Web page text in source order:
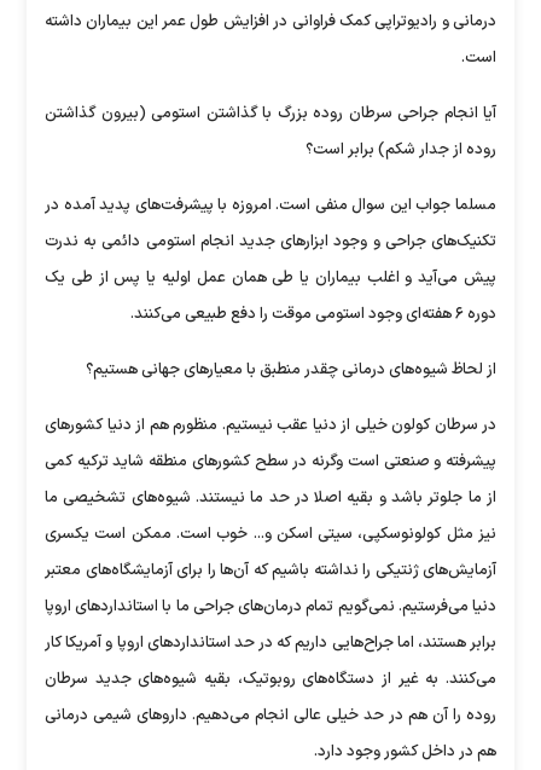
درمانی و رادیوتراپی کمک فراوانی در افزایش طول عمر این بیماران داشته
است.
آیا انجام جراحی سرطان روده بزرگ با گذاشتن استومی (بیرون گذاشتن
روده از جدار شکم) برابر است؟
مسلما جواب این سوال منفی است. امروزه با پیشرفت‌های پدید آمده در
تکنیک‌های جراحی و وجود ابزار‌های جدید انجام استومی دائمی به ندرت
پیش می‌آید و اغلب بیماران یا طی همان عمل اولیه یا پس از طی یک
دوره ۶ هفته‌ای وجود استومی موقت را دفع طبیعی می‌کنند.
از لحاظ شیوه‌های درمانی چقدر منطبق با معیار‌های جهانی هستیم؟
در سرطان کولون خیلی از دنیا عقب نیستیم. منظورم هم از دنیا کشور‌های
پیشرفته و صنعتی است وگرنه در سطح کشور‌های منطقه شاید ترکیه کمی
از ما جلوتر باشد و بقیه اصلا در حد ما نیستند. شیوه‌های تشخیصی ما
نیز مثل کولونوسکپی، سیتی اسکن و... خوب است. ممکن است یکسری
آزمایش‌های ژنتیکی را نداشته باشیم که آن‌ها را برای آزمایشگاه‌های معتبر
دنیا می‌فرستیم. نمی‌گویم تمام درمان‌های جراحی ما با استاندارد‌های اروپا
برابر هستند، اما جراح‌هایی داریم که در حد استاندارد‌های اروپا و آمریکا کار
می‌کنند. به غیر از دستگاه‌های روبوتیک، بقیه شیوه‌های جدید سرطان
روده را آن هم در حد خیلی عالی انجام می‌دهیم. دارو‌های شیمی درمانی
هم در داخل کشور وجود دارد.